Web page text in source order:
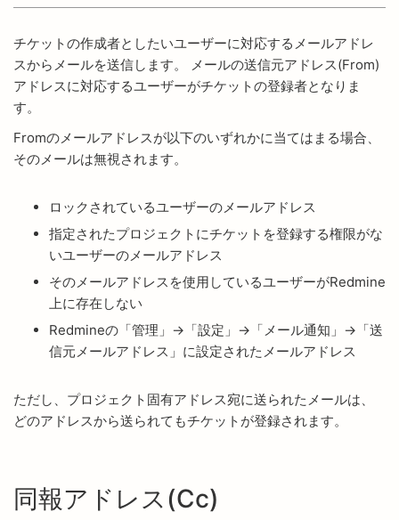
チケットの作成者としたいユーザーに対応するメールアドレ
スからメールを送信します。 メールの送信元アドレス(From)
アドレスに対応するユーザーがチケットの登録者となりま
す。
Fromのメールアドレスが以下のいずれかに当てはまる場合、
そのメールは無視されます。
ロックされているユーザーのメールアドレス
指定されたプロジェクトにチケットを登録する権限がな
いユーザーのメールアドレス
そのメールアドレスを使用しているユーザーがRedmine
上に存在しない
Redmineの「管理」→「設定」→「メール通知」→「送
信元メールアドレス」に設定されたメールアドレス
ただし、プロジェクト固有アドレス宛に送られたメールは、
どのアドレスから送られてもチケットが登録されます。
同報アドレス(Cc)